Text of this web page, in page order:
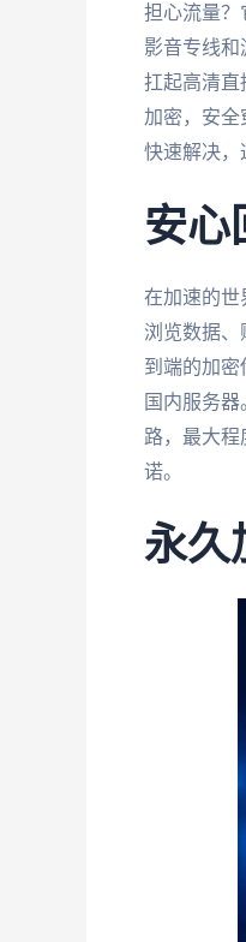
担心流量？
影音专线
扛起高清直
加密，安全
快速解决，
安心
在加速的世
浏览数据、
到端的加
国内服务
路，最大
诺。
永久